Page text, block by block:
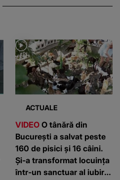
ACTUALE
VIDEO O tânără din
București a salvat peste
160 de pisici și 16 câini.
Și-a transformat locuința
într-un sanctuar al iubirii